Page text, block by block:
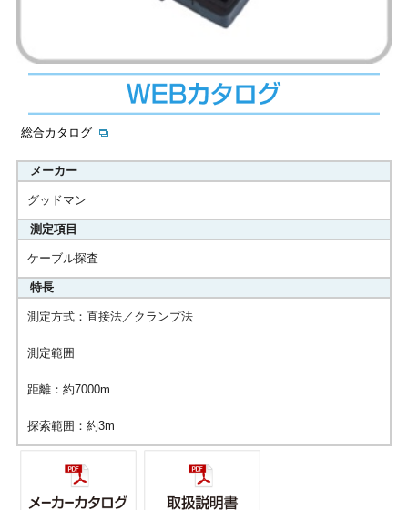
総合カタログ
メーカー
グッドマン
測定項目
ケーブル探査
特長
測定方式：直接法／クランプ法
測定範囲
距離：約7000m
探索範囲：約3m